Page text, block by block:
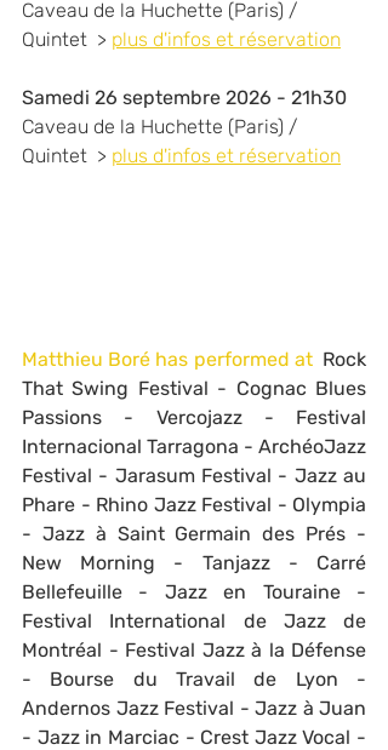
Caveau de la Huchette (Paris) /
Quintet  > plus d'infos et réservation
Samedi 26 septembre 2026 - 21h30
Caveau de la Huchette (Paris) /
Quintet  > plus d'infos et réservation
Matthieu Boré has performed at Rock
That Swing Festival - Cognac Blues
Passions - Vercojazz - Festival
Internacional Tarragona - ArchéoJazz
Festival - Jarasum Festival - Jazz au
Phare - Rhino Jazz Festival - Olympia
- Jazz à Saint Germain des Prés -
New Morning - Tanjazz - Carré
Bellefeuille - Jazz en Touraine -
Festival International de Jazz de
Montréal - Festival Jazz à la Défense
- Bourse du Travail de Lyon -
Andernos Jazz Festival - Jazz à Juan
- Jazz in Marciac - Crest Jazz Vocal -